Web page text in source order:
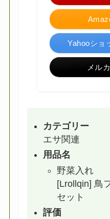
Yahooショ
メル
カテゴリー
エサ関連
用品名
野菜入れ
[Lrollqin] 鳥
セット
評価